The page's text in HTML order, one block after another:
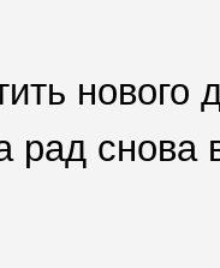
нового
рад снова